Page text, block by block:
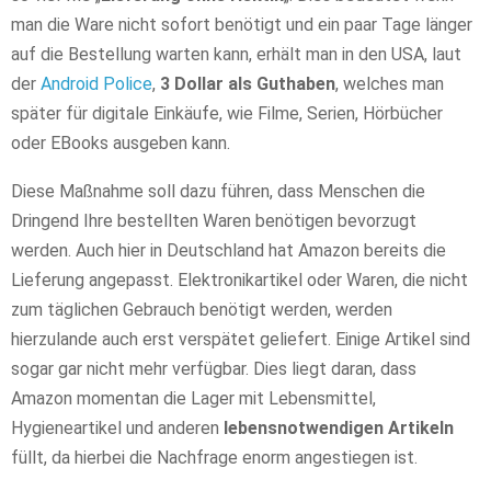
man die Ware nicht sofort benötigt und ein paar Tage länger
auf die Bestellung warten kann, erhält man in den USA, laut
der Android Police, 3 Dollar als Guthaben, welches man
später für digitale Einkäufe, wie Filme, Serien, Hörbücher
oder EBooks ausgeben kann.
Diese Maßnahme soll dazu führen, dass Menschen die
Dringend Ihre bestellten Waren benötigen bevorzugt
werden. Auch hier in Deutschland hat Amazon bereits die
Lieferung angepasst. Elektronikartikel oder Waren, die nicht
zum täglichen Gebrauch benötigt werden, werden
hierzulande auch erst verspätet geliefert. Einige Artikel sind
sogar gar nicht mehr verfügbar. Dies liegt daran, dass
Amazon momentan die Lager mit Lebensmittel,
Hygieneartikel und anderen lebensnotwendigen Artikeln
füllt, da hierbei die Nachfrage enorm angestiegen ist.